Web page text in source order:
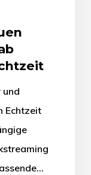
und
Echtzeit